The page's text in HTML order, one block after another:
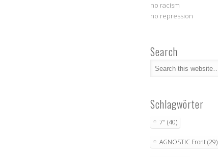
no racism
no repression
Search
Schlagwörter
7" (40)
AGNOSTIC Front(29)